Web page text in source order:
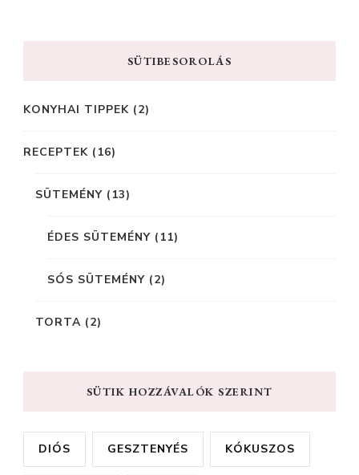
SÜTIBESOROLÁS
KONYHAI TIPPEK (2)
RECEPTEK (16)
SÜTEMÉNY (13)
ÉDES SÜTEMÉNY (11)
SÓS SÜTEMÉNY (2)
TORTA (2)
SÜTIK HOZZÁVALÓK SZERINT
DIÓS GESZTENYÉS KÓKUSZOS